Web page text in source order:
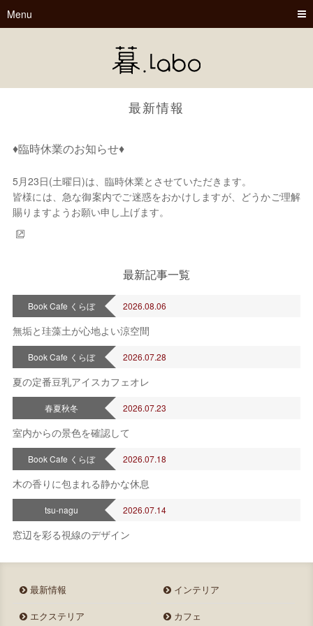
Menu
最新情報
♦臨時休業のお知らせ♦
暮.Labo
tsu-nagu
Book Cafe くらぼ
2026年 8月
水 木 金
1
7
9 10 11 12 13 14
16 17 18 19 20 21 22
28
定休日
5月23日(土曜日)は、臨時休業とさせていただきます。
皆様には、急な御案内でご迷惑をおかけしますが、どうかご理解
賜りますようお願い申し上げます。
最新記事一覧
Book Cafe くらぼ 2026.08.06
無垢と珪藻土が心地よい涼空間
Book Cafe くらぼ 2026.07.28
夏の定番豆乳アイスカフェオレ
春夏秋冬 2026.07.23
室内からの景色を確認して
Book Cafe くらぼ 2026.07.18
木の香りに包まれる静かな休息
tsu-nagu 2026.07.14
窓辺を彩る視線のデザイン
最新情報
インテリア
エクステリア
カフェ